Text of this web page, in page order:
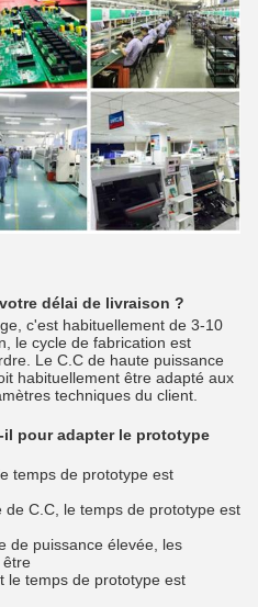
délai de livraison ?
c'est habituellement de 3-10
le cycle de fabrication est
Le C.C de haute puissance
habituellement être adapté aux
techniques du client.
pour adapter le prototype
temps de prototype est
C.C, le temps de prototype est
de puissance élevée, les
être
le temps de prototype est